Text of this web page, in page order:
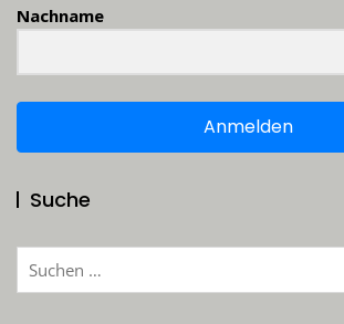
Nachname
Anmelden
Suche
Suchen